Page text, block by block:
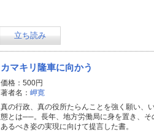
立ち読み
カマキリ隆車に向かう
価格：500円
著者名： 岬寛
真の行政、真の役所たらんことを強く願い、
態とは──。長年、地方労働局に身を置き、
あるべき姿の実現に向けて提言した書。